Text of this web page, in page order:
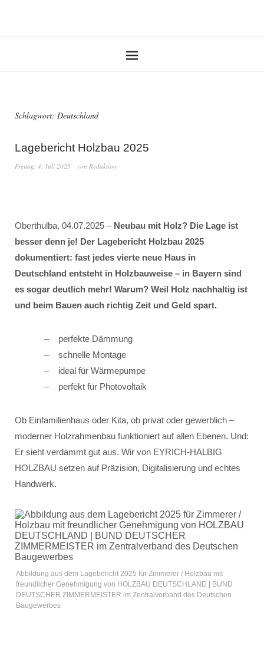
Schlagwort: Deutschland
Lagebericht Holzbau 2025
Freitag, 4. Juli 2025 von Redaktion
Oberthulba, 04.07.2025 – Neubau mit Holz? Die Lage ist
besser denn je! Der Lagebericht Holzbau 2025
dokumentiert: fast jedes vierte neue Haus in
Deutschland entsteht in Holzbauweise – in Bayern sind
es sogar deutlich mehr! Warum? Weil Holz nachhaltig ist
und beim Bauen auch richtig Zeit und Geld spart.
perfekte Dämmung
schnelle Montage
ideal für Wärmepumpe
perfekt für Photovoltaik
Ob Einfamilienhaus oder Kita, ob privat oder gewerblich –
moderner Holzrahmenbau funktioniert auf allen Ebenen. Und:
Er sieht verdammt gut aus. Wir von EYRICH-HALBIG
HOLZBAU setzen auf Präzision, Digitalisierung und echtes
Handwerk.
Abbildung aus dem Lagebericht 2025 für Zimmerer / Holzbau mit
freundlicher Genehmigung von HOLZBAU DEUTSCHLAND | BUND
DEUTSCHER ZIMMERMEISTER im Zentralverband des Deutschen
Baugewerbes